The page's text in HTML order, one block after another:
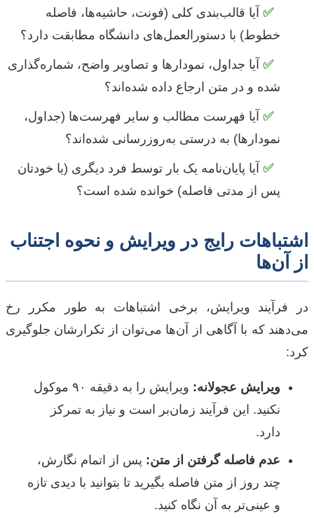
✅ آیا قالب‌بندی کلی (فونت، حاشیه‌ها، فاصله
خطوط) با دستورالعمل‌های دانشگاه مطابقت دارد؟
✅ آیا جداول، نمودارها و تصاویر واضح، شماره‌گذاری
شده و در متن ارجاع داده شده‌اند؟
✅ آیا فهرست مطالب و سایر فهرست‌ها (جداول،
نمودارها) به درستی به‌روزرسانی شده‌اند؟
✅ آیا پایان‌نامه یک بار توسط فرد دیگری (یا خودتان
پس از مدتی فاصله) خوانده شده است؟
اشتباهات رایج در ویرایش و نحوه اجتناب
از آن‌ها
در فرآیند ویرایش، برخی اشتباهات به طور مکرر رخ
می‌دهند که با آگاهی از آن‌ها می‌توان از تکرارشان جلوگیری
کرد:
ویرایش عجولانه:
ویرایش را به دقیقه ۹۰ موکول
نکنید. این فرآیند زمان‌بر است و نیاز به تمرکز
دارد.
عدم فاصله گرفتن از متن: پس از اتمام نگارش،
چند روز از متن فاصله بگیرید تا بتوانید با دیدی تازه
و عینی‌تر به آن نگاه کنید.